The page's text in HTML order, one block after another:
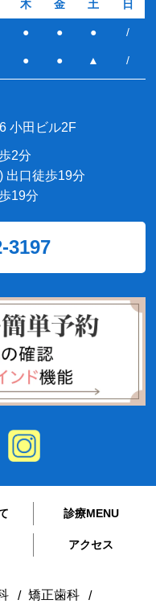
木 金 土 日
● ● ● /
● ● ▲ /
小田ビル2F
2分
出口徒歩19分
19分
3197
診療MENU
アクセス
矯正歯科